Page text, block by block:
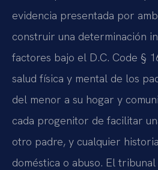
evidencia presentada por
construir una determinación
factores bajo el D.C. Code §
salud física y mental de los
del menor a su hogar y
cada progenitor de facilitar
otro padre, y cualquier
doméstica o abuso. El